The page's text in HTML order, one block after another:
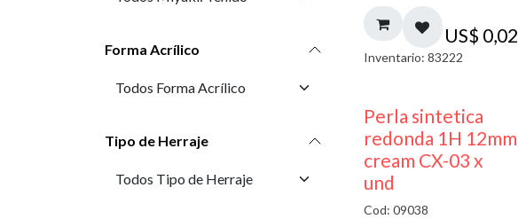
Forma Acrílico
Tipo de Herraje
US$ 0,02
Inventario: 83222
Perla sintetica
redonda 1H 12mm
cream CX-03 x
und
Cod: 09038